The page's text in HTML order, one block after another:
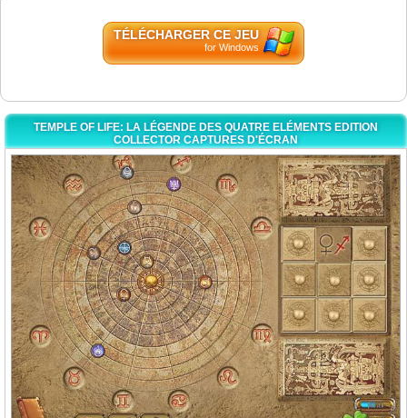
TÉLÉCHARGER CE JEU
for Windows
TEMPLE OF LIFE: LA LÉGENDE DES QUATRE ELÉMENTS EDITION
COLLECTOR CAPTURES D'ÉCRAN